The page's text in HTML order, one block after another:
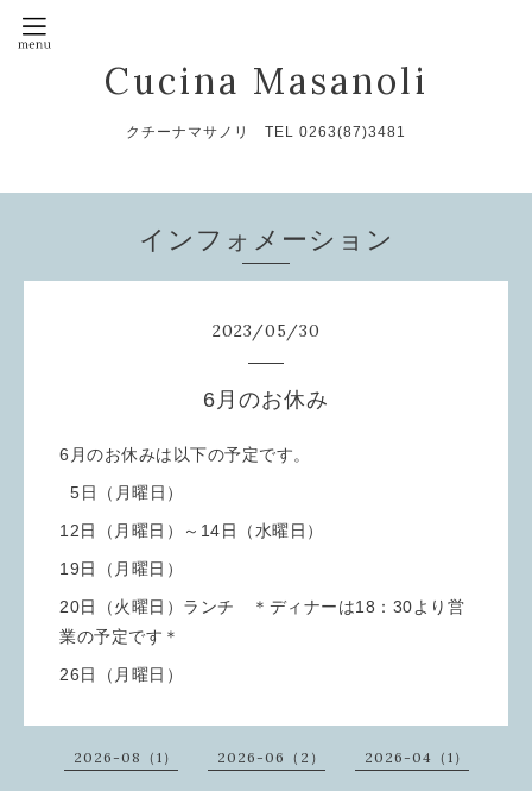
Cucina Masanoli
クチーナマサノリ TEL 0263(87)3481
インフォメーション
2023/05/30
6月のお休み
6月のお休みは以下の予定です。
5日（月曜日）
12日（月曜日）～14日（水曜日）
19日（月曜日）
20日（火曜日）ランチ ＊ディナーは18：30より営
業の予定です＊
26日（月曜日）
2026-08（1） 2026-06（2） 2026-04（1）